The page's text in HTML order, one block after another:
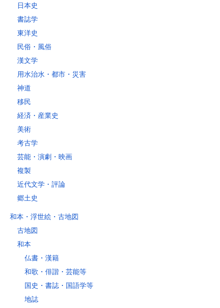
日本史
書誌学
東洋史
民俗・風俗
漢文学
用水治水・都市・災害
神道
移民
経済・産業史
美術
考古学
芸能・演劇・映画
複製
近代文学・評論
郷土史
和本・浮世絵・古地図
古地図
和本
仏書・漢籍
和歌・俳諧・芸能等
国史・書誌・国語学等
地誌